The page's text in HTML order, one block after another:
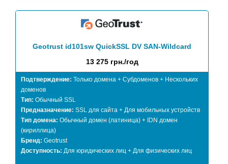
Geotrust id101sw QuickSSL DV SAN-Wildcard
13 275 грн./год
Подтверждение: Только домена + Субдоменов + Нескольких
доменов
Тип: Обычный SSL
Предназначение: SSL для сайта + Для мобильных устройств
Тип домена: Обычный домен (латиница) + IDN домен
(кириллица)
Бренд: Geotrust
Доступность: Для юридических лиц + Для физических лиц